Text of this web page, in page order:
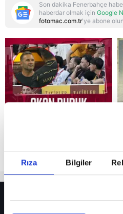
Rıza Bilgiler
Reddet
Son dakika Fenerbahçe
haberdar olmak için Google
fotomac.com.tr'ye abone